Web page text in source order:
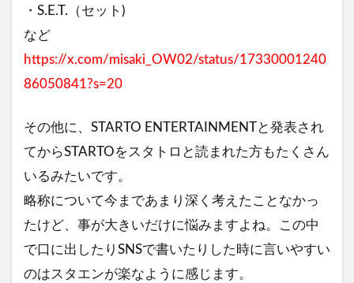
・S.E.T.（セット)
など
https://x.com/misaki_OW02/status/17330001240
86050841?s=20
その他に、STARTO ENTERTAINMENTと発表され
てからSTARTOをスタトロと読まれた方もたくさん
いるみたいです。
略称について今まであまり深く考えたことなかっ
たけど、事が大きいだけに悩みますよね。この中
で口に出したりSNSで書いたりした時に言いやすい
のはスタエンが楽なように感じます。